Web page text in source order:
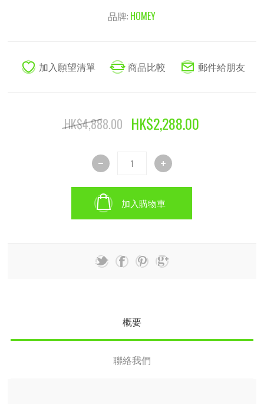
品牌: HOMEY
HK$4,888.00 HK$2,288.00
加入購物車
概要
聯絡我們